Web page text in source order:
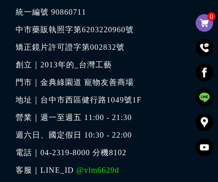
0
統一編號 90860711
中市藥販執照字第6203220960號
矯正鏡片許可證字第002832號
創立｜2013年的_台灣工藝
門市｜金典綠園道 寵物友善商場
地址｜ 台中市西區健行路1049號1F
營業｜週一至週五 11:00 - 21:30
週六日、國定假日 10:30 - 22:00
電話｜04-2319-8000 分機8102
客服｜LINE_ID @vlm6629d